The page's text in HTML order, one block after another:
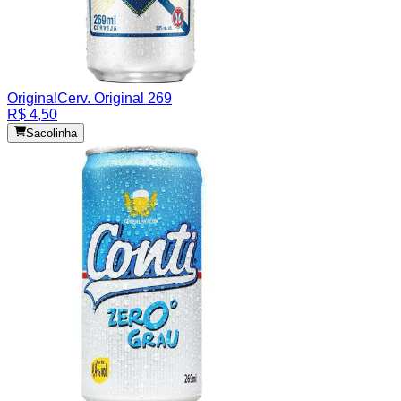
Original Cerv. Original 269
R$ 4,50
Sacolinha